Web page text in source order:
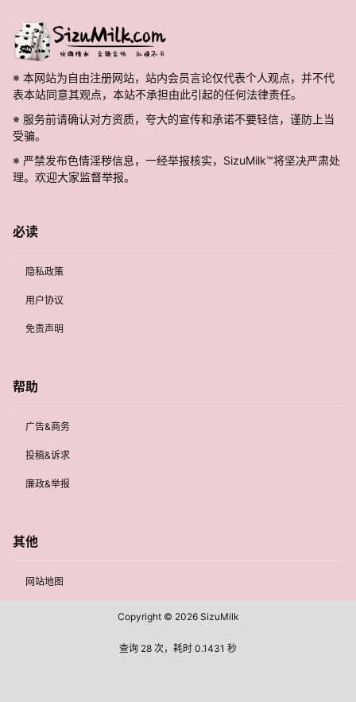
※ 本网站为自由注册网站，站内会员言论仅代表个人观点，并不代
表本站同意其观点，本站不承担由此引起的任何法律责任。
※ 服务前请确认对方资质，夸大的宣传和承诺不要轻信，谨防上当
受骗。
※ 严禁发布色情淫秽信息，一经举报核实，SizuMilk™将坚决严肃处
理。欢迎大家监督举报。
必读
隐私政策
用户协议
免责声明
帮助
广告&商务
投稿&诉求
廉政&举报
其他
网站地图
Copyright © 2026SizuMilk
查询 28 次，耗时 0.1431 秒